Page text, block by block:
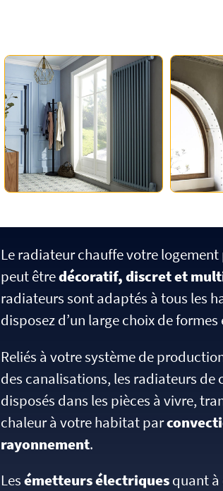
Le radiateur chauffe votre
peut êtredécoratif, discret et
radiateurs sont adaptés à tous les
disposez d’un large choix de
Reliés à votre système de
des canalisations, les radiateurs de
disposés dans les pièces à vivre,
chaleur à votre habitat par
rayonnement.
Lesémetteurs électriquesquant à